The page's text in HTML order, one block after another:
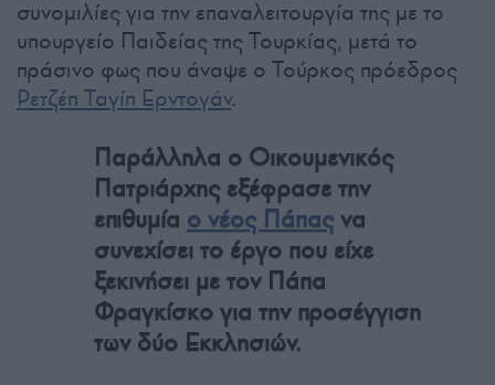
συνομιλίες για την επαναλειτουργία της με το
υπουργείο Παιδείας της Τουρκίας, μετά το
πράσινο φως που άναψε ο Τούρκος πρόεδρος
Ρετζέπ Ταγίπ Ερντογάν.
Παράλληλα ο Οικουμενικός
Πατριάρχης εξέφρασε την
επιθυμία ο νέος Πάπας να
συνεχίσει το έργο που είχε
ξεκινήσει με τον Πάπα
Φραγκίσκο για την προσέγγιση
των δύο Εκκλησιών.